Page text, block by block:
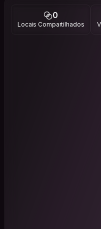
0
Locais Compartilhados